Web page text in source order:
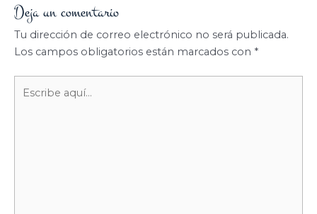
Deja un comentario
Tu dirección de correo electrónico no será publicada.
Los campos obligatorios están marcados con *
aquí...